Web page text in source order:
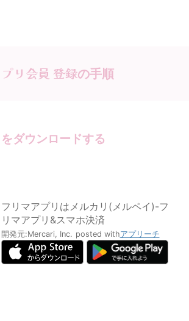
リ会員 登録の手順
ダウンロードする
フリマアプリはメルカリ(メルペイ)-フ
リマアプリ&スマホ決済
開発元:Mercari, Inc. posted withアプリーチ